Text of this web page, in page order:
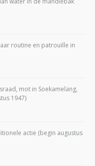
routine en patrouille in
mot in Soekamelang,
1947)
actie (begin augustus